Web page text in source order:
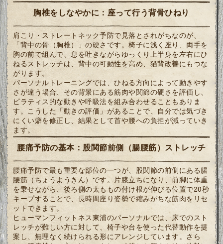
胸椎をしなやかに：座って行う背骨ひねり
肩こり・ストレートネック予防で見落とされがちなのが、
「背中の骨（胸椎）」の硬さです。椅子に浅く座り、両手を
胸の前で組んで、息を吐きながらゆっくり上半身を左右にひ
ねるストレッチは、背中の可動性を高め、猫背改善にもつな
がります。
パーソナルトレーニングでは、ひねる方向によって動きやす
さが違う場合、その背景にある筋肉や関節の硬さを評価し、
ピラティス的な動きや呼吸法を組み合わせることもありま
す。こうした「動きの評価」があることで、自分では気づき
にくい癖を修正し、結果として首や腰への負担が減っていき
ます。
腰痛予防の基本：股関節前側（腸腰筋）ストレッチ
腰痛予防で最も重要な部位の一つが、股関節の前側にある腸
腰筋（ちょうようきん）です。片膝立ちになり、前脚に体重
を乗せながら、後ろ側の太ももの付け根が伸びる位置で20秒
キープすることで、長時間座り姿勢で縮みがちな筋肉をリセ
ットできます。
ヒューマンフィットネス東浦のパーソナルでは、床でのスト
レッチが難しい方に対して、椅子や台を使った代替動作を提
案し、無理なく続けられる形にアレンジしています。さら